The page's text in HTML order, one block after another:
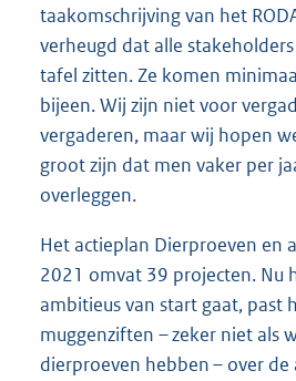
taakomschrijving van het
verheugd dat alle
tafel zitten. Ze komen
bijeen. Wij zijn niet voor
vergaderen, maar wij hopen
groot zijn dat men vaker per
overleggen.
Het actieplan Dierproeven en
2021 omvat 39 projecten. Nu
ambitieus van start gaat, past
muggenziften – zeker niet als
dierproeven hebben – over